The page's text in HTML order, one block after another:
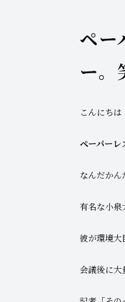
ペー
ー。
こんにちは
ペーパーレ
なんだか
有名な小泉
彼が環境大
会議後に大